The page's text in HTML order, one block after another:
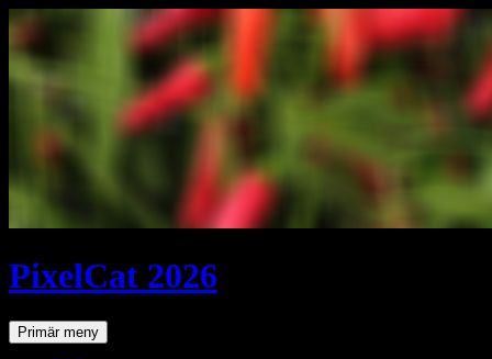
PixelCat 2026
SökPrimär meny Gå
till